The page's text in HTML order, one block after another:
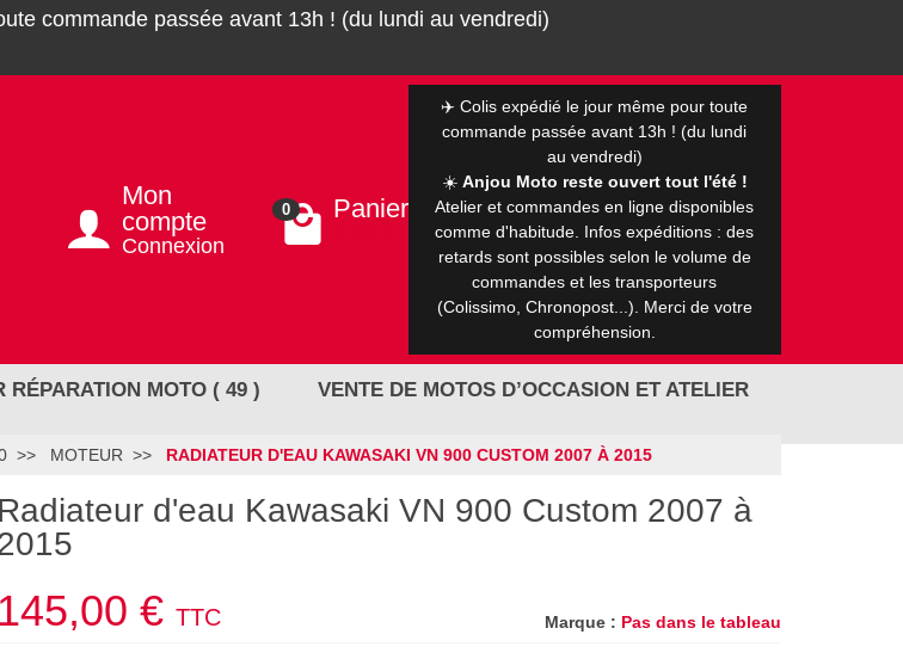
commande passée avant 13h ! (du lundi au vendredi)
Mon
compte
Connexion
0 Panier
✈️ Colis expédié le jour même pour toute
commande passée avant 13h ! (du lundi
au vendredi)
☀️ Anjou Moto reste ouvert tout l'été !
Atelier et commandes en ligne disponibles
comme d'habitude. Infos expéditions : des
retards sont possibles selon le volume de
commandes et les transporteurs
(Colissimo, Chronopost...). Merci de votre
compréhension.
RÉPARATION MOTO ( 49 ) VENTE DE MOTOS D’OCCASION ET ATELIER
MOTEUR RADIATEUR D'EAU KAWASAKI VN 900 CUSTOM 2007 À 2015
Radiateur d'eau Kawasaki VN 900 Custom 2007 à
Marque : Pas dans le tableau
145,00 €TTC